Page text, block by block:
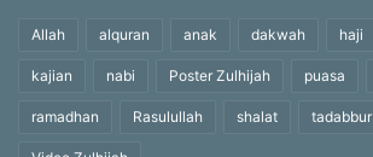
Allah alquran anak dakwah haji
kajian nabi Poster Zulhijah puasa
ramadhan Rasulullah shalat tadabbur